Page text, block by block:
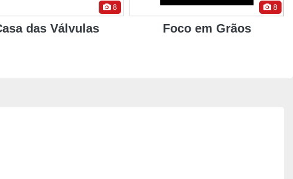
8
Foco em Grãos
4
Bristol Hotels